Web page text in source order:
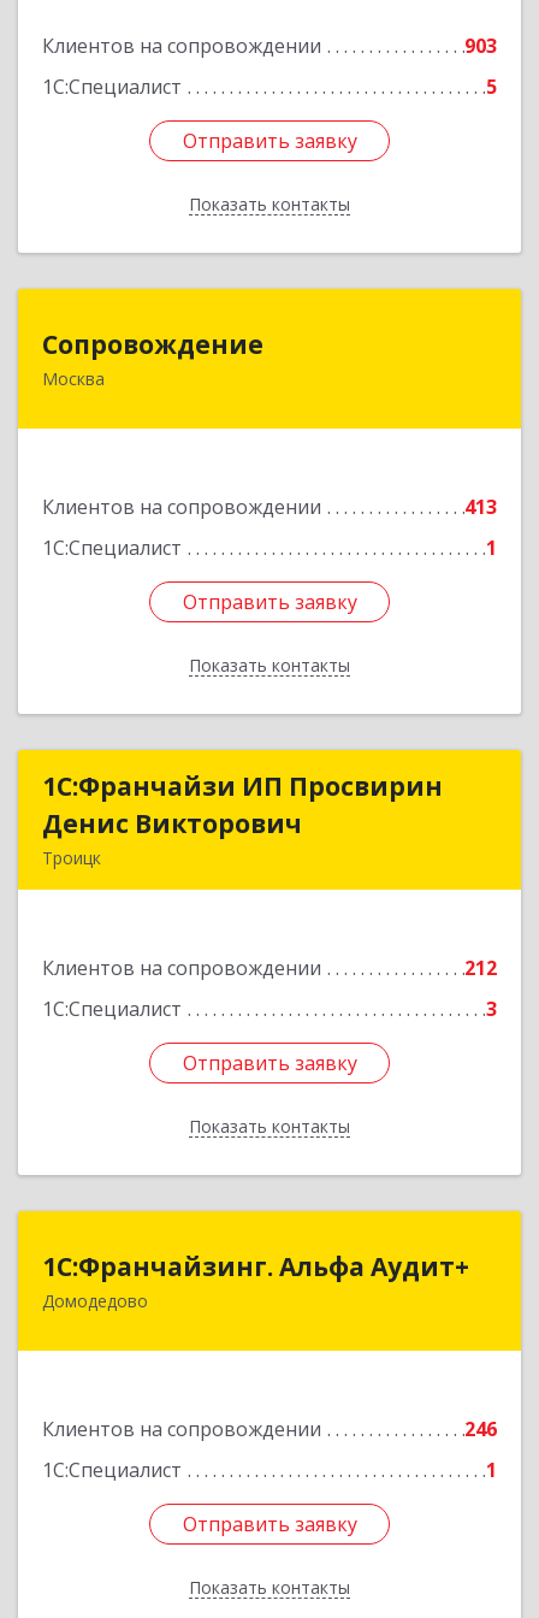
Клиентов на сопровождении
903
1С:Специалист
5
Отправить заявку
Показать контакты
Отправить заявку
Назад
Сопровождение
Москва
Клиентов на сопровождении
413
1С:Специалист
1
Отправить заявку
Показать контакты
117198, Москва г, Саморы Машела ул, дом № 8,
Отправить заявку
Назад
1C:Франчайзи ИП Просвирин
Денис Викторович
Троицк
Клиентов на сопровождении
212
1С:Специалист
3
Отправить заявку
Показать контакты
1C:Франчайзи ИП Просвирин
Денис Викторович
Подробнее
Отправить заявку
Назад
1С:Франчайзинг. Альфа Аудит+
Домодедово
Клиентов на сопровождении
246
1С:Специалист
1
Отправить заявку
Показать контакты
1С:Франчайзинг. Альфа Аудит+
142001, Московская обл, Домодедово г,
Отправить заявку
Назад